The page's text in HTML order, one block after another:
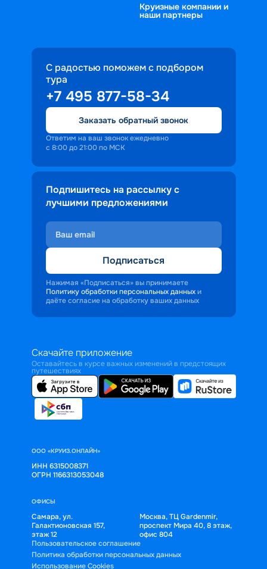
Круизные компании и
наши партнеры
С радостью поможем с подбором
тура
+7 495 877-58-34
Заказать обратный звонок
Ответим на ваш звонок ежедневно
с 8:00 до 21:00 по МСК
Подпишитесь на рассылку с
лучшими предложениями
Подписаться
Нажимая «Подписаться» вы принимаете
Политику обработки персональных данных и
даёте согласие на обработку ваших данных
Скачайте приложение
Оставайтесь в курсе важных изменений в предстоящих
путешествиях
ООО «КРУИЗ.ОНЛАЙН»
ИНН 6315008371
ОГРН 1166313053048
ОФИСЫ
Самара, ул.
Галактионовская 157,
этаж 12
Москва, ТЦ Gardenmir,
проспект Мира 40, 8 этаж,
офис 804
Пользовательское соглашение
Политика обработки персональных данных
Использование Cookies